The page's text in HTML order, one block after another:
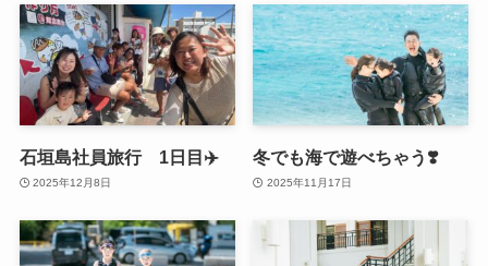
石垣島社員旅行 1日目✈️
2025年12月8日
冬でも海で遊べちゃう❣️
2025年11月17日